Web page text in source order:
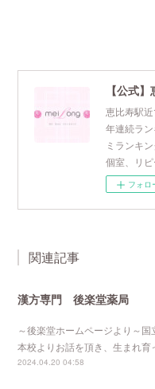
恵比寿駅
年連続ラ
ミランキ
個室、リ
フォロ
関連記事
漢方専門 後楽堂薬局
～後楽堂ホームページより～国
本校よりお話を頂き、生まれ育
2024.04.20 04:58